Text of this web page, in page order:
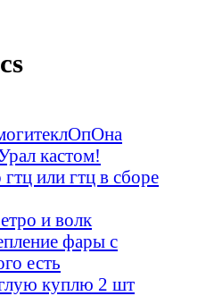
кастом!
или гтц в сборе
и волк
фары с
есть
куплю 2 шт